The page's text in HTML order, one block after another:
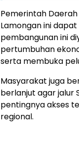
Pemerintah
Lamongan ini
pembangunan ini
pertumbuhan
serta membuka
Masyarakat juga
berlanjut agar jalur
pentingnya akses
regional.